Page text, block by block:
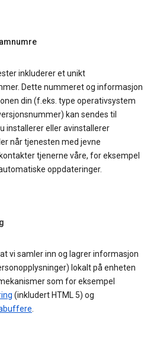
inkluderer et unikt
Dette nummeret og informasjon
din (f.eks. type operativsystem
kan sendes til
installerer eller avinstallerer
når tjenesten med jevne
tjenerne våre, for eksempel
oppdateringer.
vi samler inn og lagrer informasjon
lokalt på enheten
som for eksempel
(inkludert HTML 5) og
.